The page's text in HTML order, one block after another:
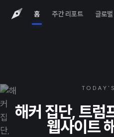
홈 주간 리포트 글로
해커 집단, 트럼
웹사이트